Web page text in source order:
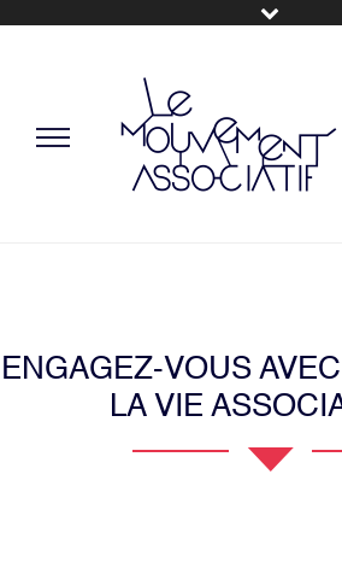
ENGAGEZ-VOUS
LA VIE